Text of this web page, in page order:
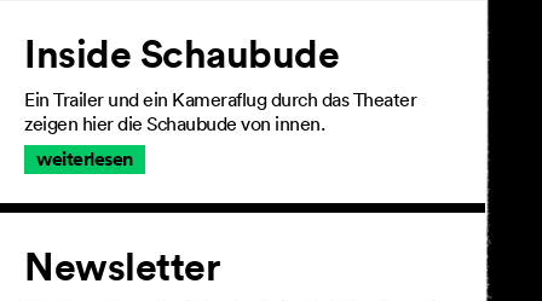
Inside Schaubude
Ein Trailer und ein Kameraflug durch das Theater
zeigen hier die Schaubude von innen.
weiterlesen
Newsletter